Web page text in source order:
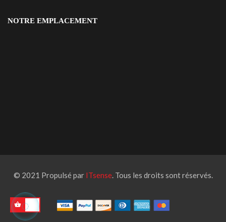
NOTRE EMPLACEMENT
© 2021 Propulsé par ITsense. Tous les droits sont réservés.